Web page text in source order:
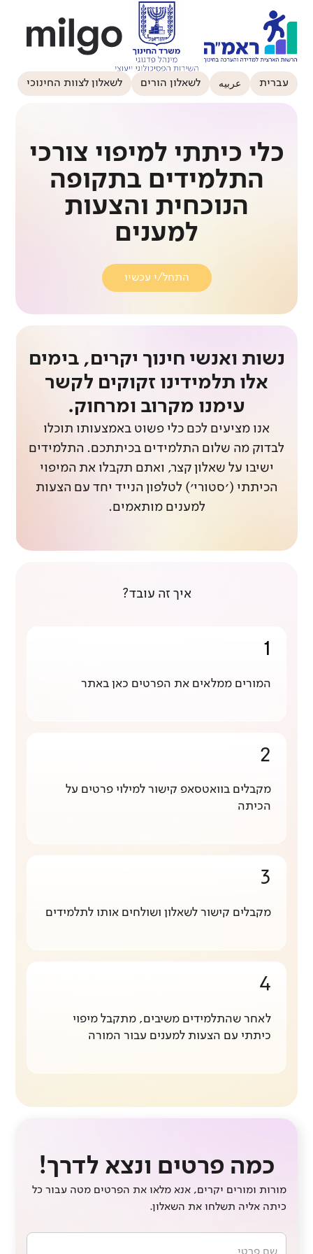
לשאלון הורים לשאלון לצוות החינוכי עברית عربيه
כלי כיתתי למיפוי צורכי
התלמידים בתקופה
הנוכחית והצעות
למענים
התחל/י עכשיו
נשות ואנשי חינוך יקרים, בימים
אלו תלמידינו זקוקים לקשר
עימנו מקרוב ומרחוק.
אנו מציעים לכם כלי פשוט באמצעותו תוכלו
לבדוק מה שלום התלמידים בכיתתכם. התלמידים
ישיבו על שאלון קצר, ואתם תקבלו את המיפוי
הכיתתי (׳סטורי׳) לטלפון הנייד יחד עם הצעות
למענים מותאמים.
איך זה עובד?
1
המורים ממלאים את הפרטים כאן באתר
2
מקבלים בוואטסאפ קישור למילוי פרטים על
הכיתה
3
מקבלים קישור לשאלון ושולחים אותו לתלמידים
4
לאחר שהתלמידים משיבים, מתקבל מיפוי
כיתתי עם הצעות למענים עבור המורה
כמה פרטים ונצא לדרך!
מורות ומורים יקרים, אנא מלאו את הפרטים מטה עבור כל
כיתה אליה תשלחו את השאלון.